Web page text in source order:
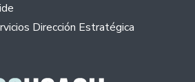
Dirección Estratégica